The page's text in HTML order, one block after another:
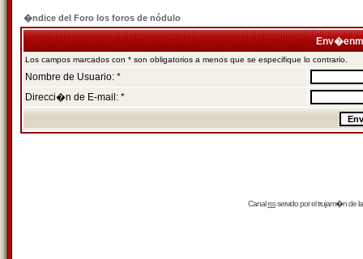
�ndice del Foro los foros de nódulo
Los campos marcados con * son obligatorios a menos que se especifique lo contrario.
Nombre de Usuario: *
Direcci�n de E-mail: *
Canalrssservido por eltrujam�nde